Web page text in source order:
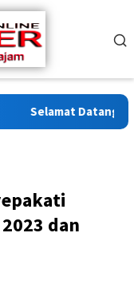
Selamat Datang di
dan